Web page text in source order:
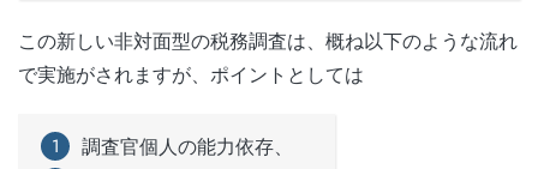
この新しい非対面型の税務調査は、概ね以下のような流れ
で実施がされますが、ポイントとしては
調査官個人の能力依存、